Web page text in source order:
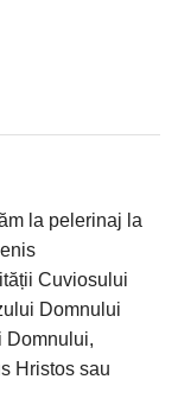
la pelerinaj la
Cuviosului
Domnului
Domnului,
Hristos sau